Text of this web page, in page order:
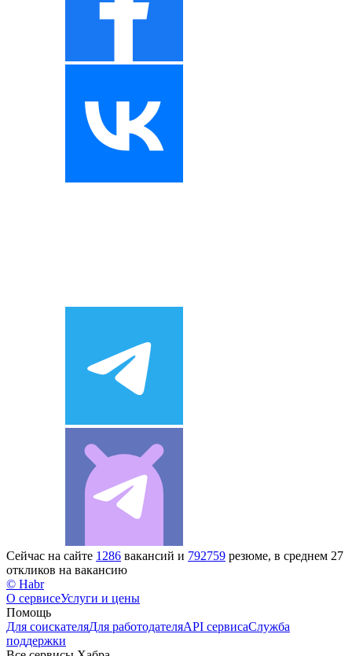
Сейчас на сайте 1286 вакансий и 792759 резюме, в среднем 27
откликов на вакансию
© Habr
О сервисеУслуги и цены
Помощь
Для соискателяДля работодателяAPI сервисаСлужба
поддержки